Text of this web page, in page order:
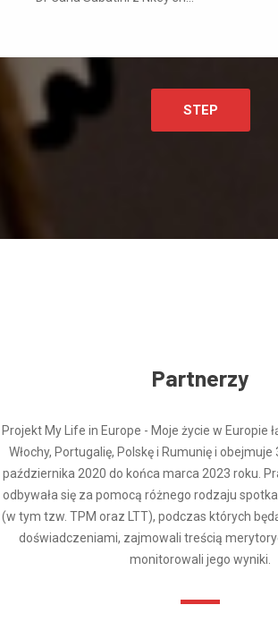
STEP
Partnerzy
Projekt My Life in Europe - Moje życie w Europie
Włochy, Portugalię, Polskę i Rumunię i
października 2020 do końca marca 2023 roku.
odbywała się za pomocą różnego rodzaju
(w tym tzw. TPM oraz LTT), podczas których
doświadczeniami, zajmowali treścią
monitorowali jego wyniki.